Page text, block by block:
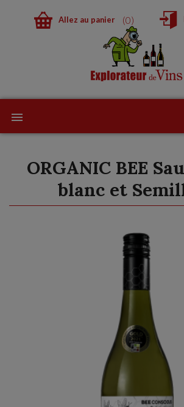
0
Allez au panier
ORGANIC BEE
blanc et